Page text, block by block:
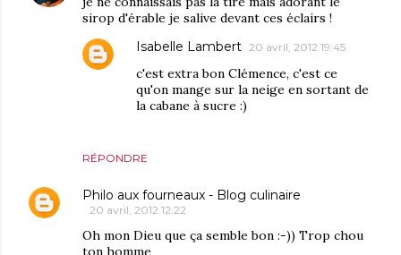
sirop d'érable je salive devant ces éclairs !
RÉPONDRE
Isabelle Lambert 20 avril, 2012 19:45
c'est extra bon Clémence, c'est ce
qu'on mange sur la neige en sortant de
la cabane à sucre :)
Philo aux fourneaux - Blog culinaire
20 avril, 2012 12:22
Oh mon Dieu que ça semble bon :-)) Trop chou
ton homme